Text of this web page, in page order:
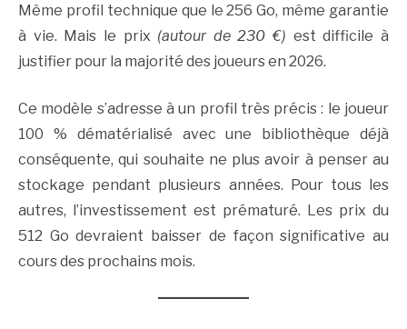
Même profil technique que le 256 Go, même garantie
à vie. Mais le prix (autour de 230 €) est difficile à
justifier pour la majorité des joueurs en 2026.
Ce modèle s’adresse à un profil très précis : le joueur
100 % dématérialisé avec une bibliothèque déjà
conséquente, qui souhaite ne plus avoir à penser au
stockage pendant plusieurs années. Pour tous les
autres, l’investissement est prématuré. Les prix du
512 Go devraient baisser de façon significative au
cours des prochains mois.